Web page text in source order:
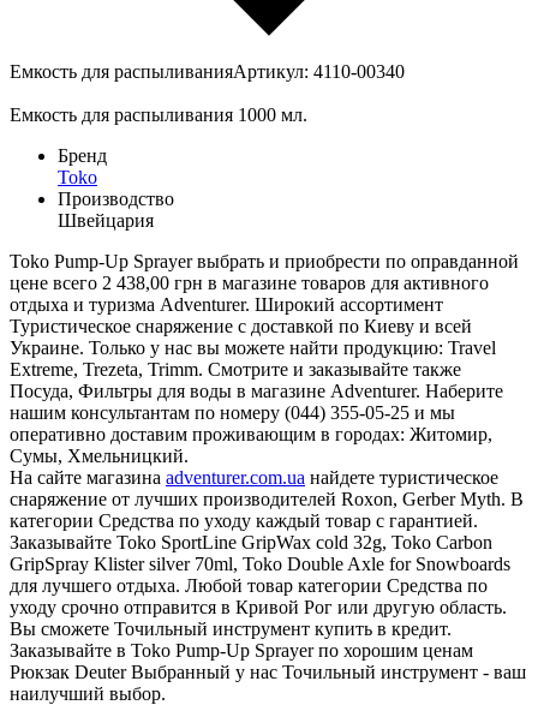
Емкость для распыливанияАртикул: 4110-00340
Емкость для распыливания 1000 мл.
Бренд
Toko
Производство
Швейцария
Toko Pump-Up Sprayer выбрать и приобрести по оправданной
цене всего 2 438,00 грн в магазине товаров для активного
отдыха и туризма Adventurer. Широкий ассортимент
Туристическое снаряжение с доставкой по Киеву и всей
Украине. Только у нас вы можете найти продукцию: Travel
Extreme, Trezeta, Trimm. Смотрите и заказывайте также
Посуда, Фильтры для воды в магазине Adventurer. Наберите
нашим консультантам по номеру (044) 355-05-25 и мы
оперативно доставим проживающим в городах: Житомир,
Сумы, Хмельницкий.
На сайте магазина adventurer.com.ua найдете туристическое
снаряжение от лучших производителей Roxon, Gerber Myth. В
категории Средства по уходу каждый товар с гарантией.
Заказывайте Toko SportLine GripWax cold 32g, Toko Carbon
GripSpray Klister silver 70ml, Toko Double Axle for Snowboards
для лучшего отдыха. Любой товар категории Средства по
уходу срочно отправится в Кривой Рог или другую область.
Вы сможете Точильный инструмент купить в кредит.
Заказывайте в Toko Pump-Up Sprayer по хорошим ценам
Рюкзак Deuter Выбранный у нас Точильный инструмент - ваш
наилучший выбор.